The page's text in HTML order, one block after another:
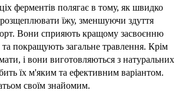
ферментів полягає в тому, як швидко
їжу, зменшуючи здуття
Вони сприяють кращому засвоєнню
покращують загальне травлення. Крім
і вони виготовляються з натуральних
їх м'яким та ефективним варіантом.
своїм знайомим.